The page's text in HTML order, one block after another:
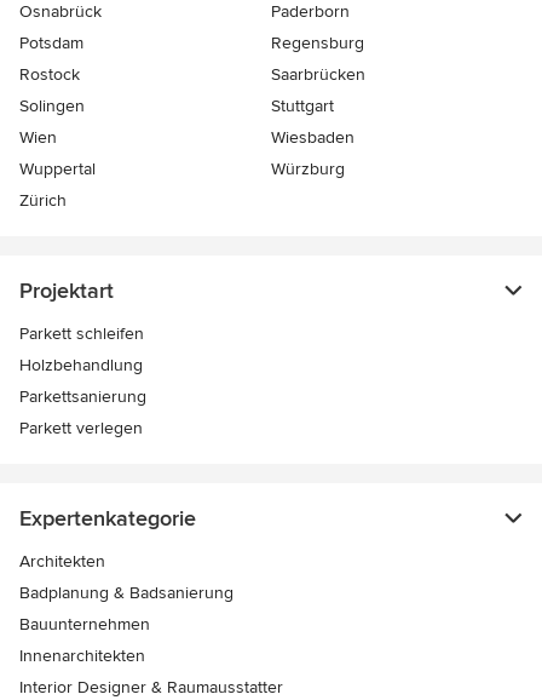
Osnabrück
Paderborn
Potsdam
Regensburg
Rostock
Saarbrücken
Solingen
Stuttgart
Wien
Wiesbaden
Wuppertal
Würzburg
Zürich
Projektart
Parkett schleifen
Holzbehandlung
Parkettsanierung
Parkett verlegen
Expertenkategorie
Architekten
Badplanung & Badsanierung
Bauunternehmen
Innenarchitekten
Interior Designer & Raumausstatter